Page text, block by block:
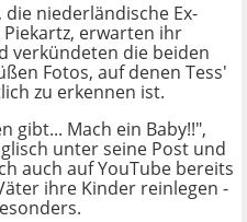
niederländische Ex-
erwarten ihr
verkündeten die beiden
Fotos, auf denen Tess'
zu erkennen ist.
gibt... Mach ein Baby!!",
unter seine Post und
auch auf YouTube bereits
ihre Kinder reinlegen -